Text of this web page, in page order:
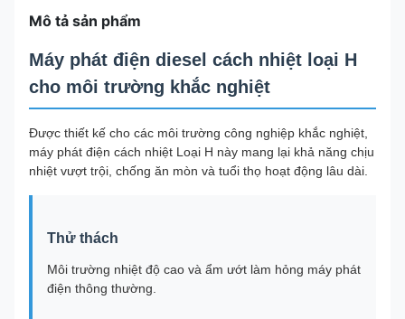
Mô tả sản phẩm
Máy phát điện diesel cách nhiệt loại H
cho môi trường khắc nghiệt
Được thiết kế cho các môi trường công nghiệp khắc nghiệt,
máy phát điện cách nhiệt Loại H này mang lại khả năng chịu
nhiệt vượt trội, chống ăn mòn và tuổi thọ hoạt động lâu dài.
Thử thách
Môi trường nhiệt độ cao và ẩm ướt làm hỏng máy phát
điện thông thường.